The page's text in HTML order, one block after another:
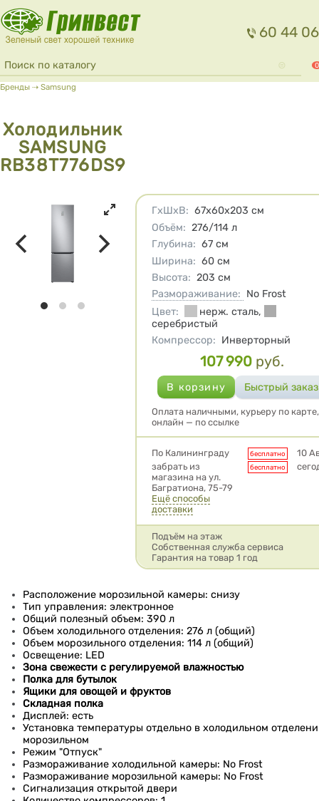
Перейти к основному содержанию
60 44 06
Форма поиска
Поиск 0
Вы здесь
Бренды ⇢ Samsung
Холодильник
SAMSUNG
RB38T776DS9
Характеристики
ГхШхВ: 67х60х203 см
Объём: 276/114 л
Глубина: 67 см
Ширина: 60 см
Высота: 203 см
Размораживание: No Frost
Цвет: нерж. сталь,
серебристый
Компрессор: Инверторный
Цена
107 990 руб.
Оплата наличными, курьеру по карте,
онлайн — по ссылке
Условия доставки
По Калининграду бесплатно
10
забрать из
магазина на ул.
Багратиона, 75-79
бесплатно
Ещё способы
доставки
Подъём на этаж
Собственная служба сервиса
Гарантия на товар 1 год
Расположение морозильной камеры: снизу
Тип управления: электронное
Общий полезный объем: 390 л
Объем холодильного отделения: 276 л (общий)
Объем морозильного отделения: 114 л (общий)
Освещение: LED
Зона свежести с регулируемой влажностью
Полка для бутылок
Ящики для овощей и фруктов
Складная полка
Дисплей: есть
Установка температуры отдельно в холодильном
морозильном
Режим "Отпуск"
Размораживание холодильной камеры: No Frost
Размораживание морозильной камеры: No Frost
Сигнализация открытой двери